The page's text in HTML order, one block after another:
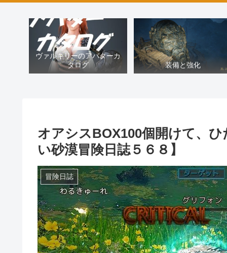
ヴァルキリーのアバターカ
タログ
装備と強化
オアシスBOX100個開けて、
い砂漠冒険日誌５６８】
冒険日誌